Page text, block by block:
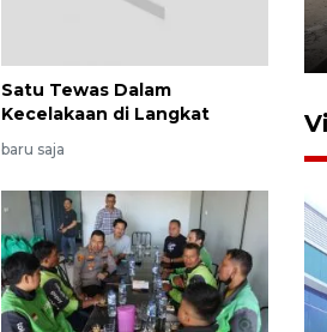
Satu Tewas Dalam
Kecelakaan di Langkat
baru saja